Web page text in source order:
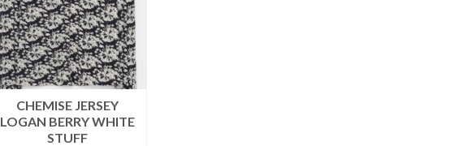
CHEMISE JERSEY
LOGAN BERRY WHITE
STUFF